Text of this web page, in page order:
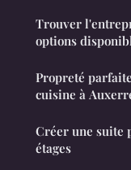
Trouver
options
Propreté
cuisine à
Créer une suite
étages